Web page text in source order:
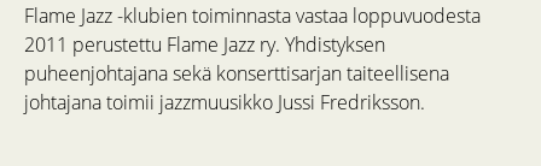
Flame Jazz -klubien toiminnasta vastaa loppuvuodesta
2011 perustettu Flame Jazz ry. Yhdistyksen
puheenjohtajana sekä konserttisarjan taiteellisena
johtajana toimii jazzmuusikko Jussi Fredriksson.